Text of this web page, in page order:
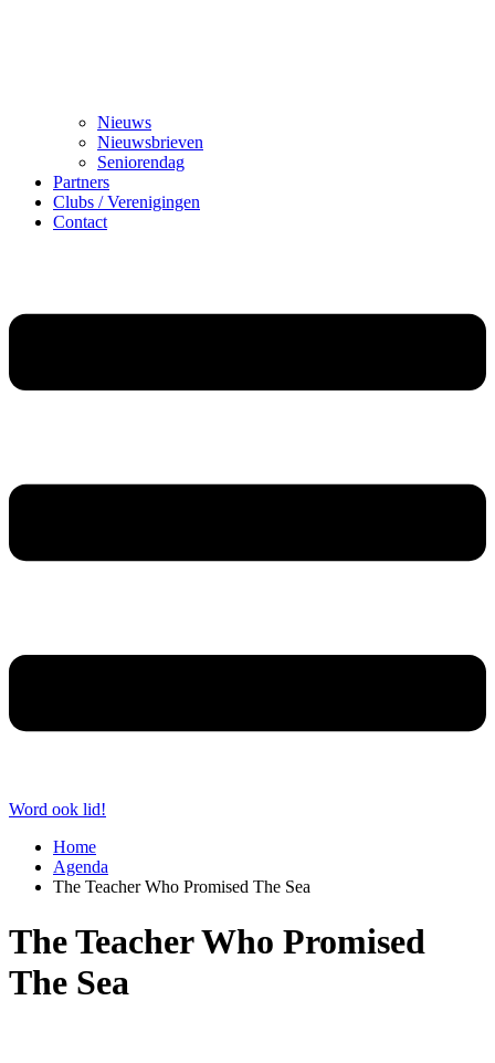
Nieuws
Nieuwsbrieven
Seniorendag
Partners
Clubs / Verenigingen
Contact
Word ook lid!
Home
Agenda
The Teacher Who Promised The Sea
The Teacher Who Promised
The Sea